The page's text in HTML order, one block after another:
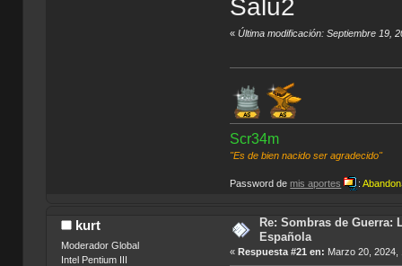
Salu2
«Última modificación: Septiembre 19,
Scr34m
"Es de bien nacido ser agradecido"
Password demis aportes :
kurt
Moderador Global
Intel Pentium III
Re: Sombras de Guerra:
Española
«Respuesta #21 en: Marzo 20, 2024,